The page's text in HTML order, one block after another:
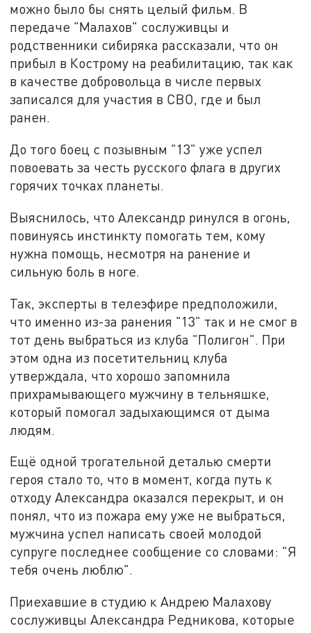
можно было бы снять целый фильм. В
передаче "Малахов" сослуживцы и
родственники сибиряка рассказали, что он
прибыл в Кострому на реабилитацию, так как
в качестве добровольца в числе первых
записался для участия в СВО, где и был
ранен.
До того боец с позывным "13" уже успел
повоевать за честь русского флага в других
горячих точках планеты.
Выяснилось, что Александр ринулся в огонь,
повинуясь инстинкту помогать тем, кому
нужна помощь, несмотря на ранение и
сильную боль в ноге.
Так, эксперты в телеэфире предположили,
что именно из-за ранения "13" так и не смог в
тот день выбраться из клуба "Полигон". При
этом одна из посетительниц клуба
утверждала, что хорошо запомнила
прихрамывающего мужчину в тельняшке,
который помогал задыхающимся от дыма
людям.
Ещё одной трогательной деталью смерти
героя стало то, что в момент, когда путь к
отходу Александра оказался перекрыт, и он
понял, что из пожара ему уже не выбраться,
мужчина успел написать своей молодой
супруге последнее сообщение со словами: "Я
тебя очень люблю".
Приехавшие в студию к Андрею Малахову
сослуживцы Александра Редникова, которые